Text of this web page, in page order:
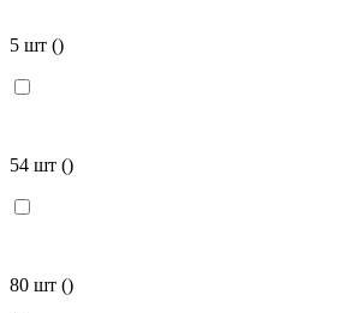
5 шт ()
54 шт ()
80 шт ()